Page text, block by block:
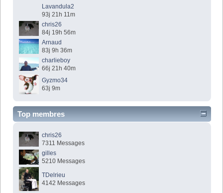
Lavandula2
93j 21h 11m
chris26
84j 19h 56m
Arnaud
83j 9h 36m
charlieboy
66j 21h 40m
Gyzmo34
63j 9m
Top membres
chris26
7311 Messages
gilles
5210 Messages
TDelrieu
4142 Messages